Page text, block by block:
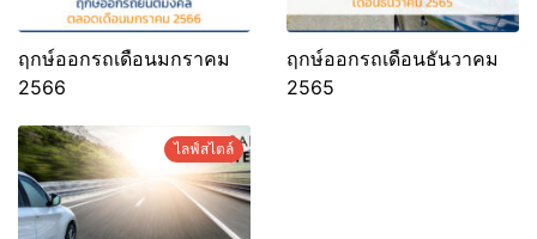
ฤกษ์ออกรถเดือนมกราคม
2566
ฤกษ์ออกรถเดือนธันวาคม
2565
ไลฟ์สไตล์